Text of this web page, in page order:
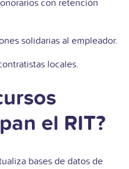
con retención
solidarias al empleador.
locales.
el RIT?
bases de datos de